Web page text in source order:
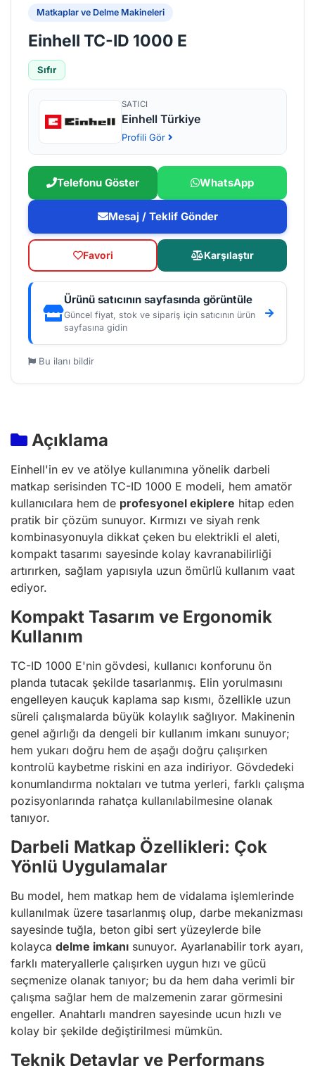
Matkaplar ve Delme Makineleri
Einhell TC-ID 1000 E
Sıfır
SATICI
Einhell Türkiye
Profili Gör
Telefonu Göster WhatsApp
Mesaj / Teklif Gönder
Favori Karşılaştır
Ürünü satıcının sayfasında görüntüle
Güncel fiyat, stok ve sipariş için satıcının ürün
sayfasına gidin
Bu ilanı bildir
Açıklama
Einhell'in ev ve atölye kullanımına yönelik darbeli
matkap serisinden TC-ID 1000 E modeli, hem amatör
kullanıcılara hem de profesyonel ekiplere hitap eden
pratik bir çözüm sunuyor. Kırmızı ve siyah renk
kombinasyonuyla dikkat çeken bu elektrikli el aleti,
kompakt tasarımı sayesinde kolay kavranabilirliği
artırırken, sağlam yapısıyla uzun ömürlü kullanım vaat
ediyor.
Kompakt Tasarım ve Ergonomik
Kullanım
TC-ID 1000 E'nin gövdesi, kullanıcı konforunu ön
planda tutacak şekilde tasarlanmış. Elin yorulmasını
engelleyen kauçuk kaplama sap kısmı, özellikle uzun
süreli çalışmalarda büyük kolaylık sağlıyor. Makinenin
genel ağırlığı da dengeli bir kullanım imkanı sunuyor;
hem yukarı doğru hem de aşağı doğru çalışırken
kontrolü kaybetme riskini en aza indiriyor. Gövdedeki
konumlandırma noktaları ve tutma yerleri, farklı çalışma
pozisyonlarında rahatça kullanılabilmesine olanak
tanıyor.
Darbeli Matkap Özellikleri: Çok
Yönlü Uygulamalar
Bu model, hem matkap hem de vidalama işlemlerinde
kullanılmak üzere tasarlanmış olup, darbe mekanizması
sayesinde tuğla, beton gibi sert yüzeylerde bile
kolayca delme imkanı sunuyor. Ayarlanabilir tork ayarı,
farklı materyallerle çalışırken uygun hızı ve gücü
seçmenize olanak tanıyor; bu da hem daha verimli bir
çalışma sağlar hem de malzemenin zarar görmesini
engeller. Anahtarlı mandren sayesinde ucun hızlı ve
kolay bir şekilde değiştirilmesi mümkün.
Teknik Detaylar ve Performans